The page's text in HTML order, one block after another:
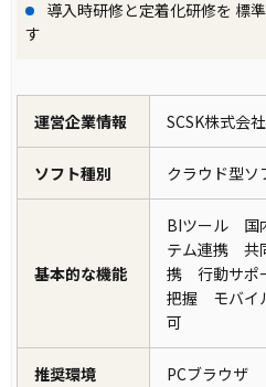
導入時研修と定着化研修を 標
す
運営企業情報 SCSK株式会社
ソフト種別 クラウド型
基本的な機能
BIツール 国
テム連携 共
携 行動サポ
把握 モバイ
可
推奨環境 PCブラウザ